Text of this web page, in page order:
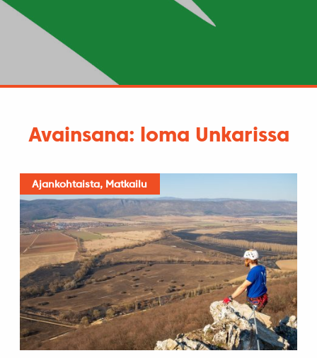
Avainsana: loma Unkarissa
Ajankohtaista, Matkailu